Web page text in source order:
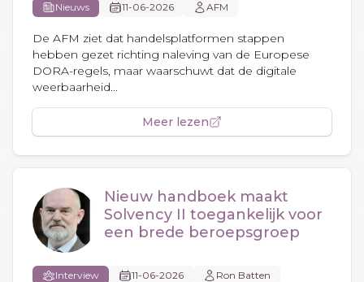
Nieuws 11-06-2026 AFM
De AFM ziet dat handelsplatformen stappen
hebben gezet richting naleving van de Europese
DORA-regels, maar waarschuwt dat de digitale
weerbaarheid...
Meer lezen
Nieuw handboek maakt
Solvency II toegankelijk voor
een brede beroepsgroep
Interview 11-06-2026 Ron Batten